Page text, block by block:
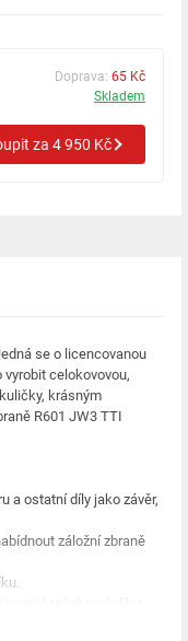
Doprava: 65 Kč
Skladem
za 4 950 Kč
se o licencovanou
vyrobit celokovovou,
krásným
R601 JW3 TTI
a ostatní díly jako závěr,
záložní zbraně